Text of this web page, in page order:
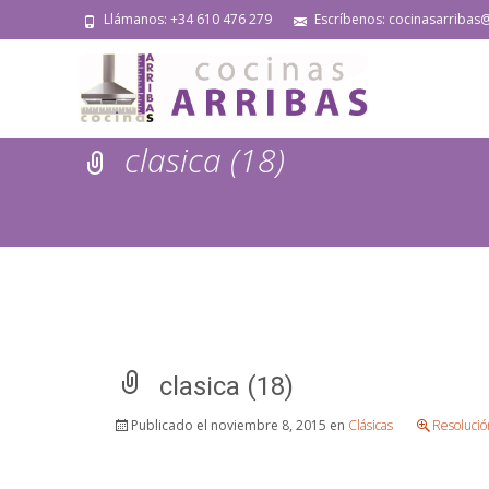
Llámanos: +34 610 476 279 Escríbenos:
clasica (18)
clasica (18)
Publicado el noviembre 8, 2015 en Clásicas